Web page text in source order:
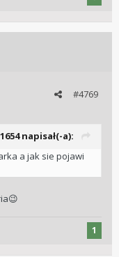
nie cackasz sie z
nabawisz
zwiazku z czym
i problem
#4769
napisał(-a):
a jak sie pojawi
😉
1